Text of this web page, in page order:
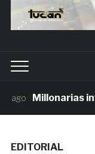
Millonarias
EDITORIAL